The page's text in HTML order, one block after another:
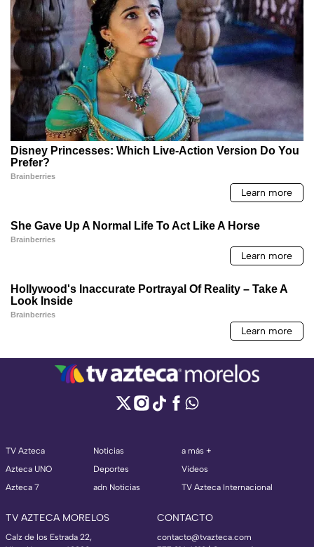
TV Azteca
Azteca UNO
Azteca 7
Noticias
Deportes
adn Noticias
a más +
Videos
TV Azteca Internacional
TV AZTECA MORELOS
Calz de los Estrada 22,
CONTACTO
contacto@tvazteca.com